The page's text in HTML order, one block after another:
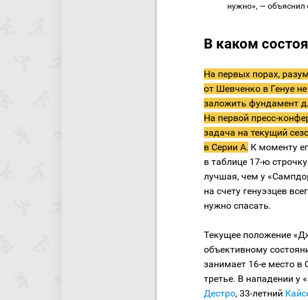
нужно», —
В каком
На первых порах,
от Шевченко в Генуе
заложить фундамент
На первой пресс-
задача на текущий
в Серии А. К моменту
в таблице 17-ю
лучшая, чем у
на счету генуэзцев
нужно спасать.
Текущее положение
объективному
занимает 16-е место в
третье. В нападении у
Дестро, 33-летний